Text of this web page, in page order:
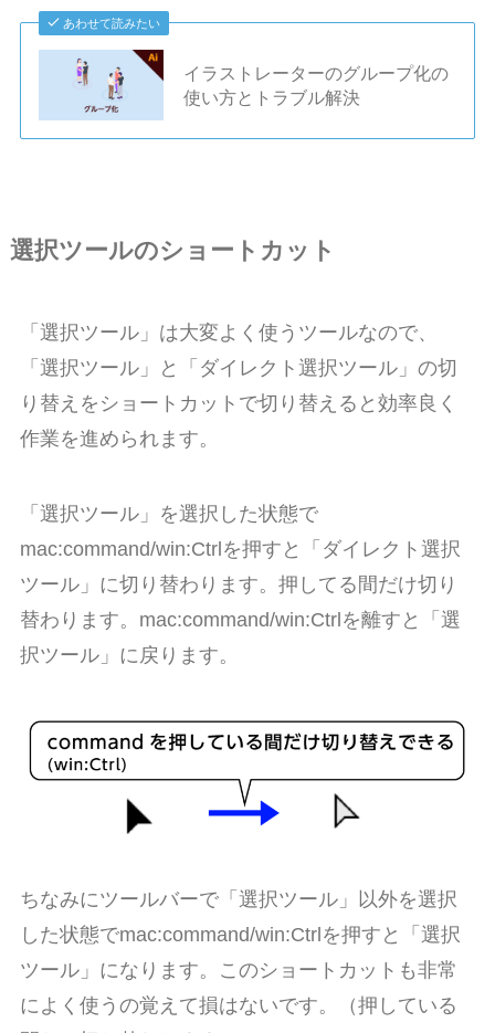
あわせて読みたい
イラストレーターのグループ化の
使い方とトラブル解決
選択ツールのショートカット
「選択ツール」は大変よく使うツールなので、
「選択ツール」と「ダイレクト選択ツール」の切
り替えをショートカットで切り替えると効率良く
作業を進められます。
「選択ツール」を選択した状態で
mac:command/win:Ctrlを押すと「ダイレクト選択
ツール」に切り替わります。押してる間だけ切り
替わります。mac:command/win:Ctrlを離すと「選
択ツール」に戻ります。
ちなみにツールバーで「選択ツール」以外を選択
した状態でmac:command/win:Ctrlを押すと「選択
ツール」になります。このショートカットも非常
によく使うの覚えて損はないです。（押している